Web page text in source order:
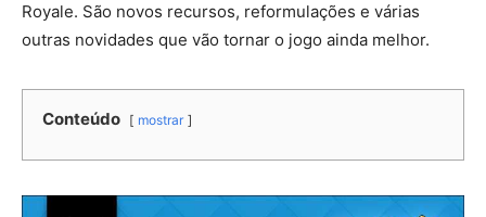
Royale. São novos recursos, reformulações e várias
outras novidades que vão tornar o jogo ainda melhor.
Conteúdo mostrar